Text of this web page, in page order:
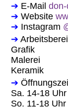
➔ E-Mail
➔ Website
➔ Instagram
➔
Grafik
Malerei
Keramik
➔
Sa. 14-18 Uhr
So. 11-18 Uhr